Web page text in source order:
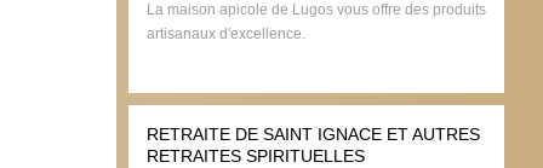
La maison apicole de Lugos vous offre des produits
artisanaux d'excellence.
RETRAITE DE SAINT IGNACE ET AUTRES
RETRAITES SPIRITUELLES